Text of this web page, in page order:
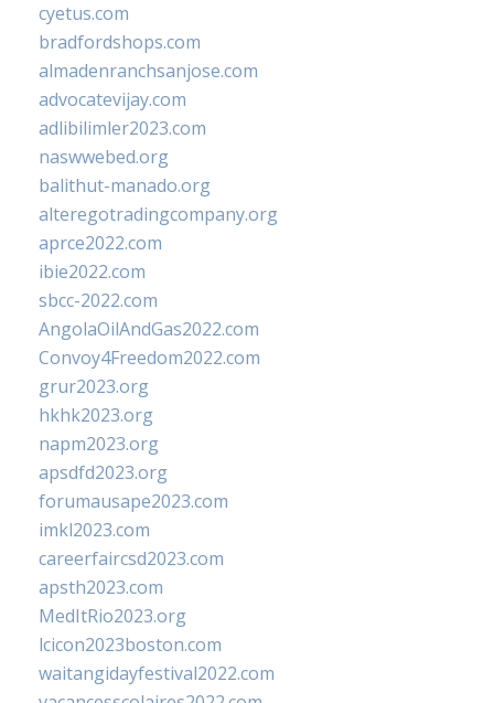
cyetus.com
bradfordshops.com
almadenranchsanjose.com
advocatevijay.com
adlibilimler2023.com
naswwebed.org
balithut-manado.org
alteregotradingcompany.org
aprce2022.com
ibie2022.com
sbcc-2022.com
AngolaOilAndGas2022.com
Convoy4Freedom2022.com
grur2023.org
hkhk2023.org
napm2023.org
apsdfd2023.org
forumausape2023.com
imkl2023.com
careerfaircsd2023.com
apsth2023.com
MedItRio2023.org
lcicon2023boston.com
waitangidayfestival2022.com